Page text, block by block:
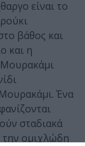
είναι το
βάθος και
και η
Μουρακάμι
Ένα
σταδιακά
την ομιχλώδη